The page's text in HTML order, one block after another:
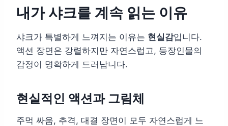
내가 샤크를 계속 읽는 이유
샤크가 특별하게 느껴지는 이유는 현실감입니다.
액션 장면은 강렬하지만 자연스럽고, 등장인물의
감정이 명확하게 드러납니다.
현실적인 액션과 그림체
주먹 싸움, 추격, 대결 장면이 모두 자연스럽게 느